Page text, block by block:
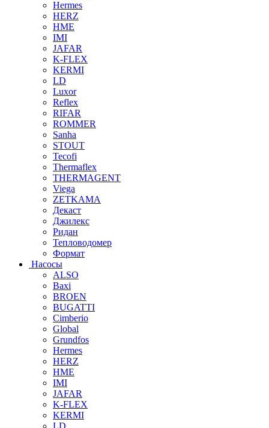
Hermes
HERZ
HME
IMI
JAFAR
K-FLEX
KERMI
LD
Luxor
Reflex
RIFAR
ROMMER
Sanha
STOUT
Tecofi
Thermaflex
THERMAGENT
Viega
ZETKAMA
Декаст
Джилекс
Ридан
Тепловодомер
Формат
Насосы
ALSO
Baxi
BROEN
BUGATTI
Cimberio
Global
Grundfos
Hermes
HERZ
HME
IMI
JAFAR
K-FLEX
KERMI
LD